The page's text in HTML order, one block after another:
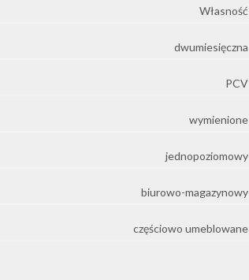
Własność
dwumiesięczna
PCV
wymienione
jednopoziomowy
biurowo-magazynowy
częściowo umeblowane